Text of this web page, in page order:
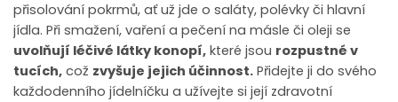
přisolování pokrmů, ať už jde o saláty, polévky či hlavní
jídla. Při smažení, vaření a pečení na másle či oleji se
uvolňují léčivé látky konopí, které jsou rozpustné v
tucích, což zvyšuje jejich účinnost. Přidejte ji do svého
každodenního jídelníčku a užívejte si její zdravotní